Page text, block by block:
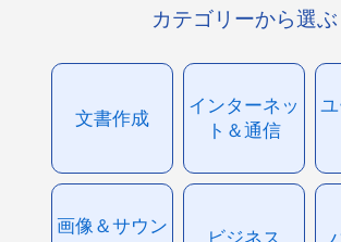
カテゴリーから選ぶ
文書作成
インターネッ
ト＆通信
画像＆サウン